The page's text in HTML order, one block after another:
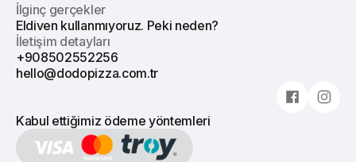
İlginç gerçekler
Eldiven kullanmıyoruz. Peki neden?
İletişim detayları
+908502552256
hello@dodopizza.com.tr
Kabul ettiğimiz ödeme yöntemleri